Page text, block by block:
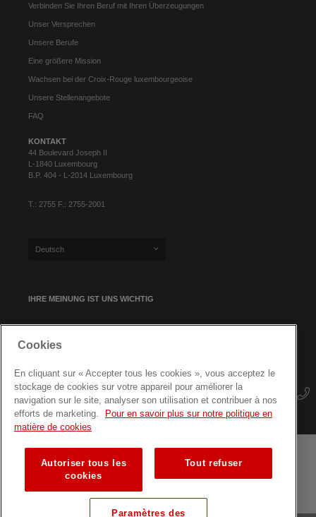
Verbinden Sie Ihren Beruf mit Ihren Überzeugungen
Unser Versprechen
Unsere Berufe
Eine größere Mission
Wachsen bei der Croix-Rouge luxembourgeoise
Unsere Stellenangebote
FAQ
KONTAKT
44 Boulevard Joseph II
L-1840 Luxembourg
B.P. 404 - L-2014 Luxembourg
T.: 2755 F.: 2755-2001
Deutsch
IHRE MEINUNG IST UNS WICHTIG
NEWSLETTER-ANMELDUNG
Geschäftsbedingungen
Seitenübersicht
Fortbildungen für Fachkräfte
Cookies
En cliquant sur « Accepter tous les cookies », vous acceptez le
stockage de cookies sur votre appareil pour améliorer la
navigation sur le site, analyser son utilisation et contribuer à nos
efforts de marketing.
Pour en savoir plus sur notre politique en
matière de cookies
Autoriser tous les
cookies
Tout refuser
Paramètres des